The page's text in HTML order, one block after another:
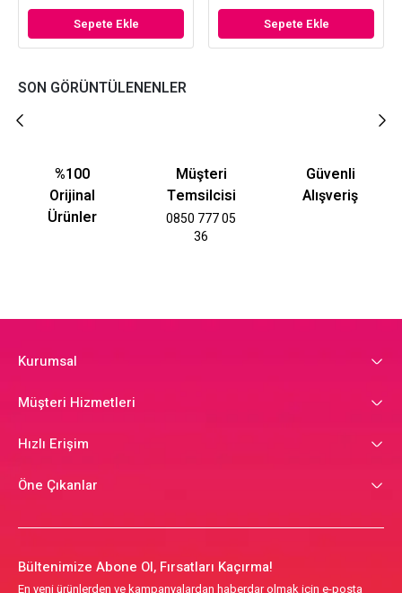
Sepete Ekle Sepete Ekle
SON GÖRÜNTÜLENENLER
%100
Orijinal
Ürünler
Müşteri
Temsilcisi
0850 777 05
36
Güvenli
Alışveriş
Kurumsal
Müşteri Hizmetleri
Hızlı Erişim
Öne Çıkanlar
Bültenimize Abone Ol, Fırsatları Kaçırma!
En yeni ürünlerden ve kampanyalardan haberdar olmak için e-posta